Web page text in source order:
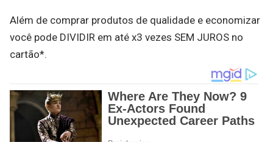
Além de comprar produtos de qualidade e economizar
você pode DIVIDIR em até x3 vezes SEM JUROS no
cartão*.